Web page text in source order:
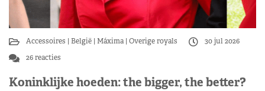
Accessoires België Máxima Overige royals
30 jul 2026
26 reacties
Koninklijke hoeden: the bigger, the better?